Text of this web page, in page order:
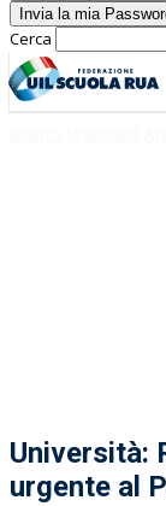
Cerca
Università:
urgente al